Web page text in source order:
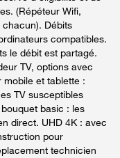
(Répéteur Wifi,
Débits
compatibles.
le débit est partagé.
TV, options avec
mobile et tablette :
TV susceptibles
basic : les
direct. UHD 4K : avec
pour
technicien